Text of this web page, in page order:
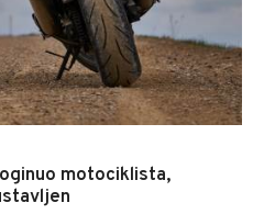
motociklista,